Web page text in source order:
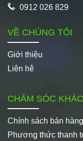
0912 026 829
VỀ CHÚNG TÔI
Giới thiệu
Liên hệ
CHĂM SÓC
Chính sách bán hàng
Phương thức thanh